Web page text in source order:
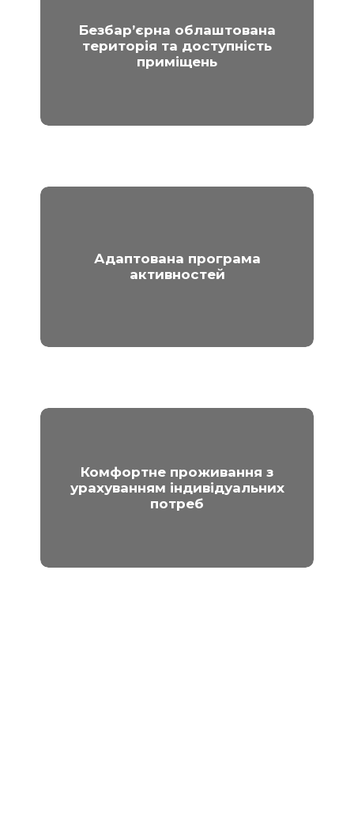
Безбар’єрна облаштована
територія та доступність
приміщень
Адаптована програма
активностей
Комфортне проживання з
урахуванням індивідуальних
потреб